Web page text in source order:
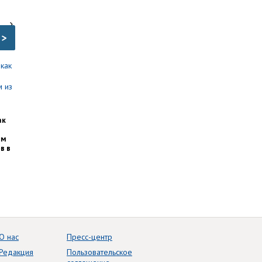
>
в
нас
Пресс-центр
Пользовательское